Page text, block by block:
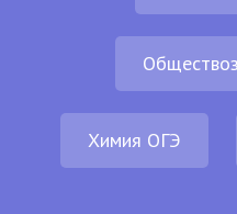
Химия ОГЭ